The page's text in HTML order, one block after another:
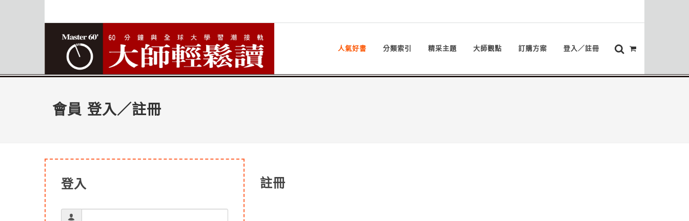
人氣好書 分類索引 精采主題 大師觀點 訂購方案 登入／註冊
會員 登入／註冊
登入 註冊